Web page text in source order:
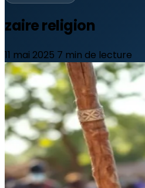
zaire religion
11 mai 2025 7 min de lecture